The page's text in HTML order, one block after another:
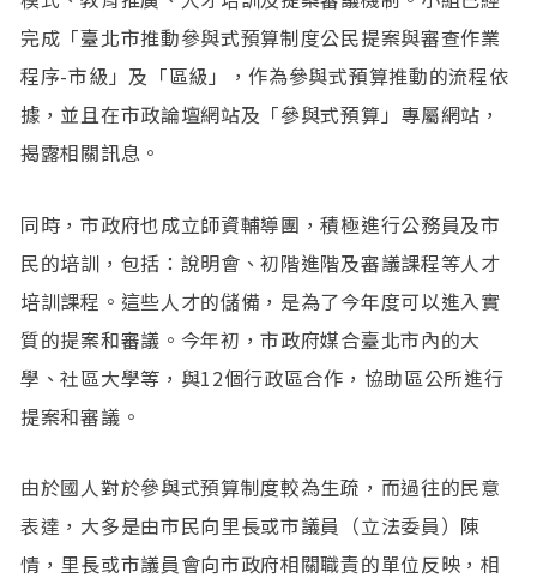
完成「臺北市推動參與式預算制度公民提案與審查作業
程序-市級」及「區級」，作為參與式預算推動的流程依
據，並且在市政論壇網站及「參與式預算」專屬網站，
揭露相關訊息。
同時，市政府也成立師資輔導團，積極進行公務員及市
民的培訓，包括：說明會、初階進階及審議課程等人才
培訓課程。這些人才的儲備，是為了今年度可以進入實
質的提案和審議。今年初，市政府媒合臺北市內的大
學、社區大學等，與12個行政區合作，協助區公所進行
提案和審議。
由於國人對於參與式預算制度較為生疏，而過往的民意
表達，大多是由市民向里長或市議員（立法委員）陳
情，里長或市議員會向市政府相關職責的單位反映，相